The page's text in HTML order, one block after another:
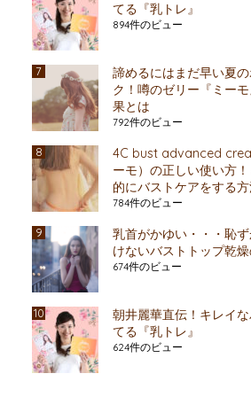
てる『乳トレ』
894件のビュー
諦めるにはまだ早い夏
ク！噂のゼリー『ミー
果とは
792件のビュー
4C bust advanced
ーモ）の正しい使い方
的にバストケアをする
784件のビュー
乳首がかゆい・・・恥
けないバストトップ乾燥
674件のビュー
朝井麗華直伝！キレイ
てる『乳トレ』
624件のビュー